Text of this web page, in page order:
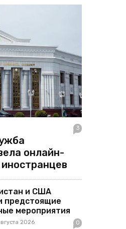
3
онлайн-
и США
предстоящие
мероприятия
2026 0